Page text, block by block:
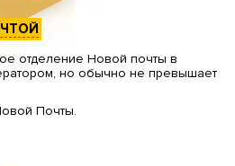
отделение Новой почты в
но обычно не превышает
Почты.